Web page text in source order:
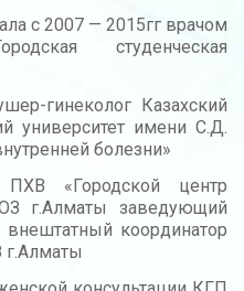
с 2007 — 2015гг врачом
студенческая
гинеколог Казахский
университет имени С.Д.
болезни»
«Городской центр
г.Алматы заведующий
координатор
г.Алматы